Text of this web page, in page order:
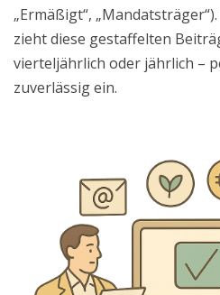
„Ermäßigt“, „Mandatsträger“).
zieht diese gestaffelten
vierteljährlich oder jährlich –
zuverlässig ein.